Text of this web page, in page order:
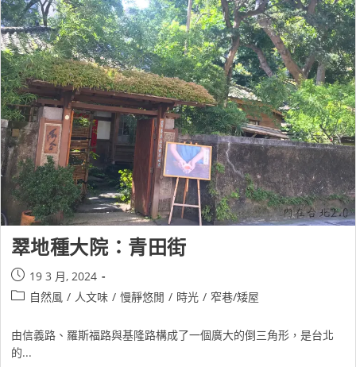
翠地種大院：青田街
19 3 月, 2024
自然風 / 人文味 / 慢靜悠閒 / 時光 / 窄巷/矮屋
由信義路、羅斯福路與基隆路構成了一個廣大的倒三角形，是台北
的...